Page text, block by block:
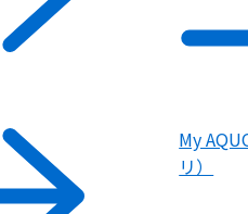
My
リ）